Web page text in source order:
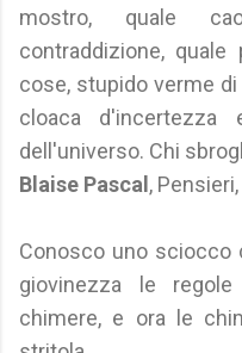
mostro, quale
contraddizione,
cose, stupido verme
cloaca
dell'universo. Chi
Blaise Pascal ,
Conosco uno sciocco
giovinezza le
chimere, e ora le